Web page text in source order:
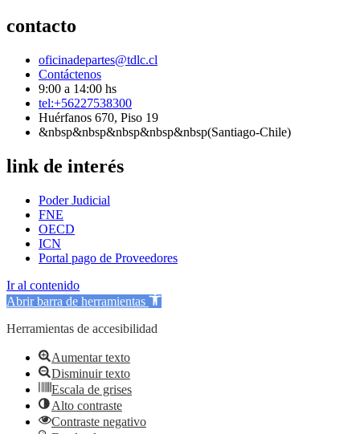
contacto
oficinadepartes@tdlc.cl
Contáctenos
9:00 a 14:00 hs
tel:+56227538300
Huérfanos 670, Piso 19
&nbsp&nbsp&nbsp&nbsp&nbsp(Santiago-Chile)
link de interés
Poder Judicial
FNE
OECD
ICN
Portal pago de Proveedores
Ir al contenido
Abrir barra de herramientas
Herramientas de accesibilidad
Aumentar texto
Disminuir texto
Escala de grises
Alto contraste
Contraste negativo